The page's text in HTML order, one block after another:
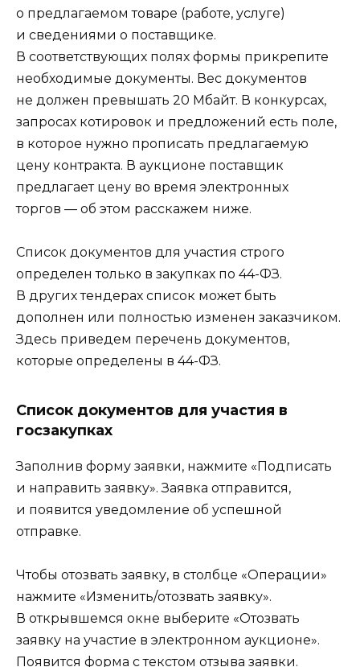
о предлагаемом товаре (работе, услуге)
и сведениями о поставщике.
В соответствующих полях формы прикрепите
необходимые документы. Вес документов
не должен превышать 20 Мбайт. В конкурсах,
запросах котировок и предложений есть поле,
в которое нужно прописать предлагаемую
цену контракта. В аукционе поставщик
предлагает цену во время электронных
торгов — об этом расскажем ниже.
Список документов для участия строго
определен только в закупках по 44-ФЗ.
В других тендерах список может быть
дополнен или полностью изменен заказчиком.
Здесь приведем перечень документов,
которые определены в 44-ФЗ.
Список документов для участия в
госзакупках
Заполнив форму заявки, нажмите «Подписать
и направить заявку». Заявка отправится,
и появится уведомление об успешной
отправке.
Чтобы отозвать заявку, в столбце «Операции»
нажмите «Изменить/отозвать заявку».
В открывшемся окне выберите «Отозвать
заявку на участие в электронном аукционе».
Появится форма с текстом отзыва заявки.